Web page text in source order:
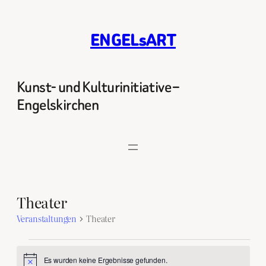
ENGELsART
Kunst- und Kulturinitiative –
Engelskirchen
Theater
Veranstaltungen Theater
Veranstaltungen
HinweisEs wurden keine Ergebnisse gefunden.